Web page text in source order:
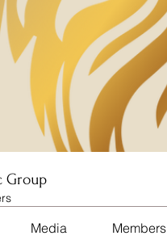
Group
Media Members